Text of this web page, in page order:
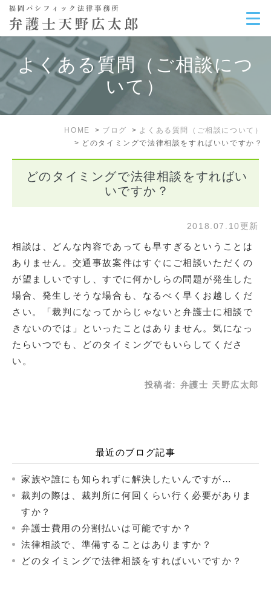
よくある質問（ご相談につ
いて）
HOME ブログ
よくある質問（ご相談について）
どのタイミングで法律相談をすればいいですか？
どのタイミングで法律相談をすればい
いですか？
2018.07.10更新
相談は、どんな内容であっても早すぎるということは
ありません。交通事故案件はすぐにご相談いただくの
が望ましいですし、すでに何かしらの問題が発生した
場合、発生しそうな場合も、なるべく早くお越しくだ
さい。「裁判になってからじゃないと弁護士に相談で
きないのでは」といったことはありません。気になっ
たらいつでも、どのタイミングでもいらしてくださ
い。
投稿者: 弁護士 天野広太郎
最近のブログ記事
家族や誰にも知られずに解決したいんですが…
裁判の際は、裁判所に何回くらい行く必要がありま
すか？
弁護士費用の分割払いは可能ですか？
法律相談で、準備することはありますか？
どのタイミングで法律相談をすればいいですか？